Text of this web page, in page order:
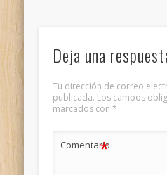
Deja una
Tu dirección de correo
publicada. Los campos
marcados con *
Comentario
*